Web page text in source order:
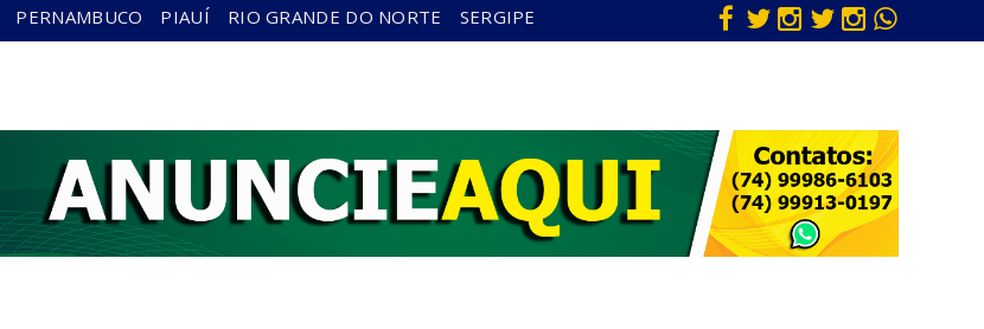
PERNAMBUCO PIAUÍ RIO GRANDE DO NORTE SERGIPE